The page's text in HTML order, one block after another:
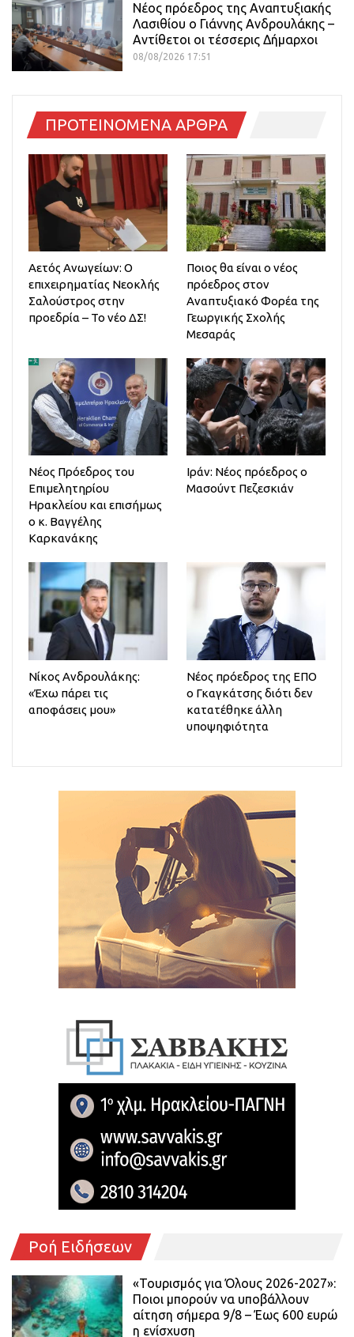
Νέος πρόεδρος της Αναπτυξιακής
Λασιθίου ο Γιάννης Ανδρουλάκης –
Αντίθετοι οι τέσσερις Δήμαρχοι
08/08/2026 17:51
ΠΡΟΤΕΙΝΟΜΕΝΑ ΑΡΘΡΑ
Αετός Ανωγείων: Ο
επιχειρηματίας Νεοκλής
Σαλούστρος στην
προεδρία – Το νέο ΔΣ!
Ποιος θα είναι ο νέος
πρόεδρος στον
Αναπτυξιακό Φορέα της
Γεωργικής Σχολής
Μεσαράς
Νέος Πρόεδρος του
Επιμελητηρίου
Ηρακλείου και επισήμως
ο κ. Βαγγέλης
Καρκανάκης
Ιράν: Νέος πρόεδρος ο
Μασούντ Πεζεσκιάν
Νίκος Ανδρουλάκης:
«Έχω πάρει τις
αποφάσεις μου»
Νέος πρόεδρος της ΕΠΟ
ο Γκαγκάτσης διότι δεν
κατατέθηκε άλλη
υποψηφιότητα
Ροή Ειδήσεων
«Τουρισμός για Όλους 2026-2027»:
Ποιοι μπορούν να υποβάλλουν
αίτηση σήμερα 9/8 – Έως 600 ευρώ
η ενίσχυση